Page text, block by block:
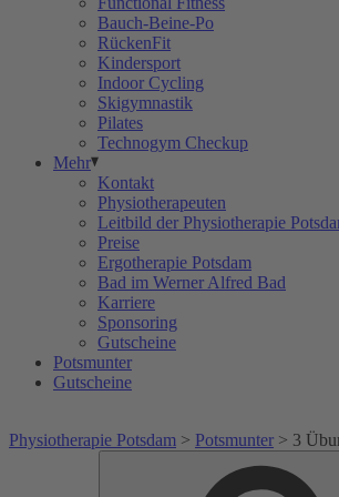
Bauch-Beine-Po
RückenFit
Kindersport
Indoor Cycling
Skigymnastik
Pilates
Technogym Checkup
Mehr
Kontakt
Physiotherapeuten
Leitbild der Physiotherapie
Preise
Ergotherapie Potsdam
Bad im Werner Alfred Bad
Karriere
Sponsoring
Gutscheine
Potsmunter
Gutscheine
Physiotherapie Potsdam > Potsmunter > 3